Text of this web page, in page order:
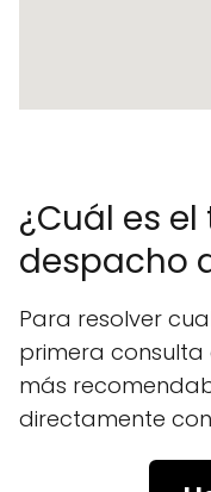
¿Cuál es
despacho
Para resolver
primera consulta
más
directamente con